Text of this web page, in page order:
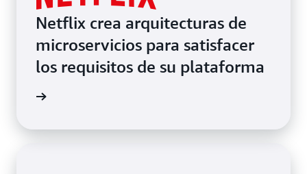
Netflix crea arquitecturas de
microservicios para satisfacer
los requisitos de su plataforma